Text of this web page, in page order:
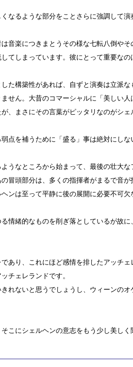
なるような部分をことさらに強調して
音楽につきまとうその様な七転八倒や
てしまっています。彼にとって重要なの
た構築性があれば、自ずと演奏は立派
せん。大昔のコマーシャルに「美しい
、まさにその言葉がピッタリなのがシ
点を補うために「盛る」事は絶対にしな
うなところから始まって、最後の壮大
冒頭部分は、多くの指揮者がまるで音
ンは至って平静に後の展開に必要不可
情緒的なものを削ぎ落としているが故
あり、これにほど感情を排したアッチ
チェレランドです。
れないと思うでしょうし、ウィーンの
こにシェルヘンの意志をもう少し美し